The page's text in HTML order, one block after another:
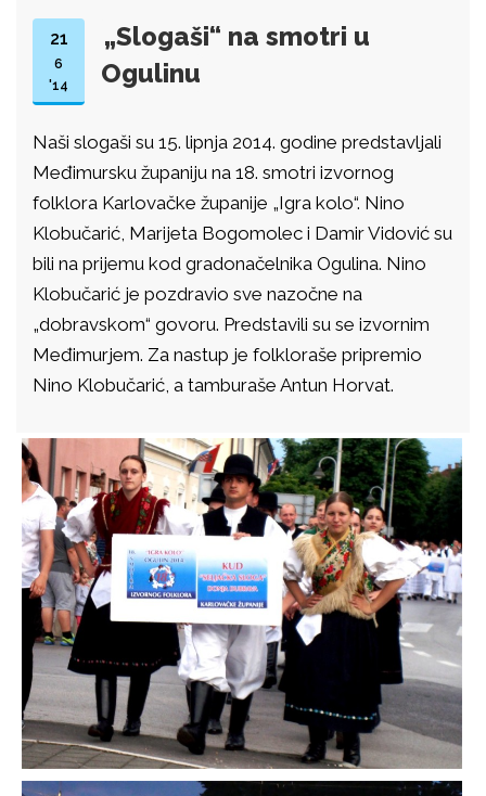
21
6
'14
„Slogaši“ na smotri u
Ogulinu
Naši slogaši su 15. lipnja 2014. godine predstavljali
Međimursku županiju na 18. smotri izvornog
folklora Karlovačke županije „Igra kolo“. Nino
Klobučarić, Marijeta Bogomolec i Damir Vidović su
bili na prijemu kod gradonačelnika Ogulina. Nino
Klobučarić je pozdravio sve nazočne na
„dobravskom“ govoru. Predstavili su se izvornim
Međimurjem. Za nastup je folkloraše pripremio
Nino Klobučarić, a tamburaše Antun Horvat.